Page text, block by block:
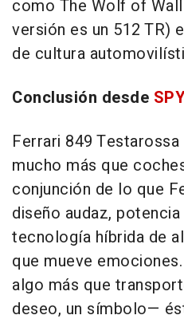
como The Wolf of
versión es un 512 TR)
de cultura
Conclusión desde
Ferrari 849
mucho más que
conjunción de lo que
diseño audaz,
tecnología híbrida de
que mueve
algo más que
deseo, un símbolo—